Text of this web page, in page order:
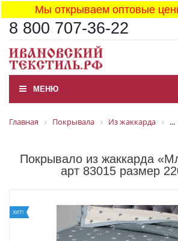
Мы открываем оптовые
8 800 707-36-22
МЕНЮ
Главная Покрывала Из жаккарда ...
Покрывало из жаккарда
арт 83015 размер
ХИТ!